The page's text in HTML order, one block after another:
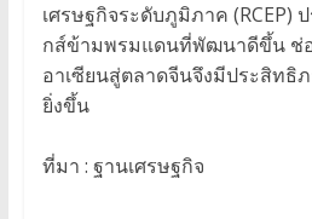
เศรษฐกิจระดับภูมิภาค (RCEP)
กส์ข้ามพรมแดนที่พัฒนาดีขึ้น ช่อ
อาเซียนสู่ตลาดจีนจึงมีประสิทธิ
ยิ่งขึ้น
ที่มา : ฐานเศรษฐกิจ